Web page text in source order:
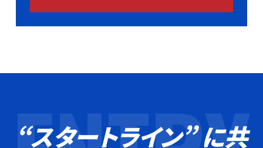
“スタートライン” に共